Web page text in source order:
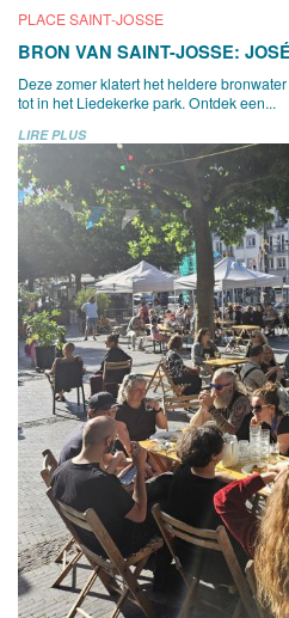
PLACE SAINT-JOSSE
BRON VAN SAINT-JOSSE:
Deze zomer klatert het heldere
tot in het Liedekerke park. Ontdek een...
LIRE PLUS